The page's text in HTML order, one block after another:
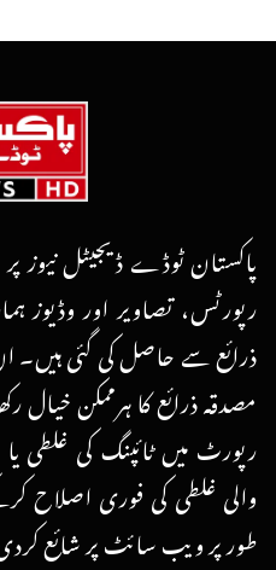
پاکستان ٹوڈے ڈیجیٹل نیوز
رپورٹس، تصاویر اور وڈیوز
ذرائع سے حاصل کی گئی ہیں۔
مصدقہ ذرائع کا ہرممکن خیال
رپورٹ میں ٹائپنگ کی غلطی
والی غلطی کی فوری اصلاح
طور پر ویب سائٹ پر شائع